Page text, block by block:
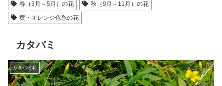
春（3月～5月）の花
秋（9月～11月）の花
黄・オレンジ色系の花
カタバミ
カタバミ科